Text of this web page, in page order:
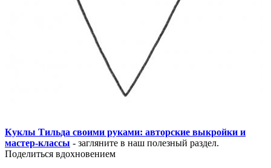
Куклы Тильда своими руками: авторские выкройки и
мастер-классы - загляните в наш полезный раздел.
Поделиться вдохновением